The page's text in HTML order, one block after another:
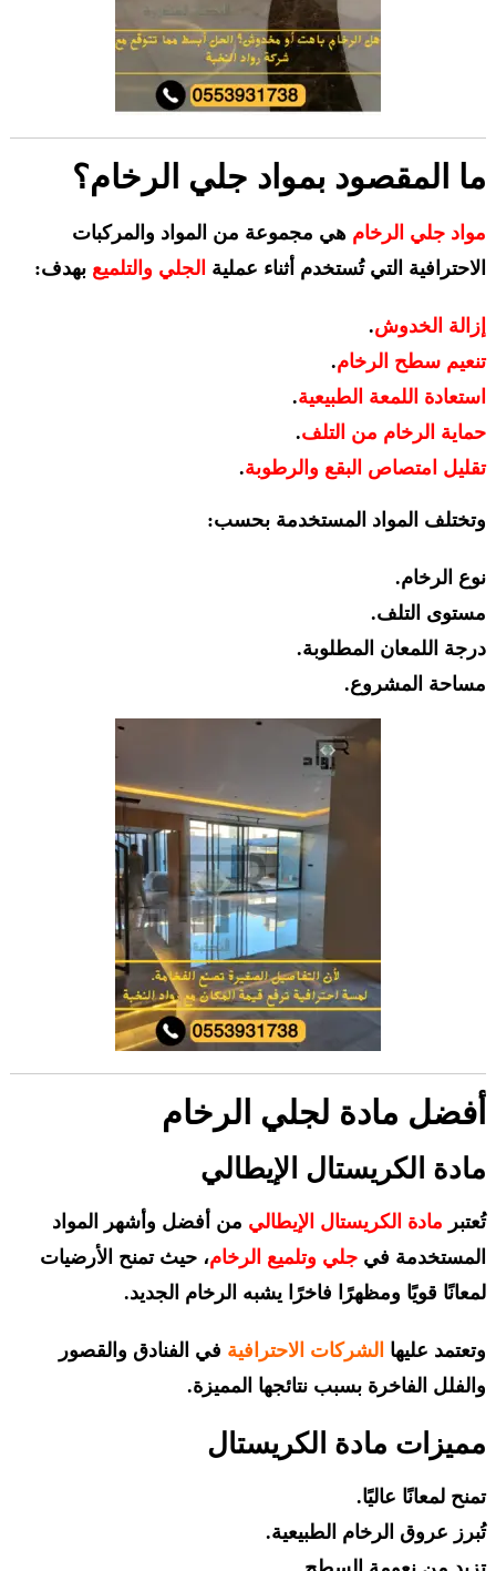
ما المقصود بمواد جلي الرخام؟
مواد جلي الرخام هي مجموعة من المواد والمركبات
الاحترافية التي تُستخدم أثناء عملية الجلي والتلميع بهدف:
إزالة الخدوش.
تنعيم سطح الرخام.
استعادة اللمعة الطبيعية.
حماية الرخام من التلف.
تقليل امتصاص البقع والرطوبة.
وتختلف المواد المستخدمة بحسب:
نوع الرخام.
مستوى التلف.
درجة اللمعان المطلوبة.
مساحة المشروع.
أفضل مادة لجلي الرخام
مادة الكريستال الإيطالي
تُعتبر مادة الكريستال الإيطالي من أفضل وأشهر المواد
المستخدمة في جلي وتلميع الرخام، حيث تمنح الأرضيات
لمعانًا قويًا ومظهرًا فاخرًا يشبه الرخام الجديد.
وتعتمد عليها الشركات الاحترافية في الفنادق والقصور
والفلل الفاخرة بسبب نتائجها المميزة.
مميزات مادة الكريستال
تمنح لمعانًا عاليًا.
تُبرز عروق الرخام الطبيعية.